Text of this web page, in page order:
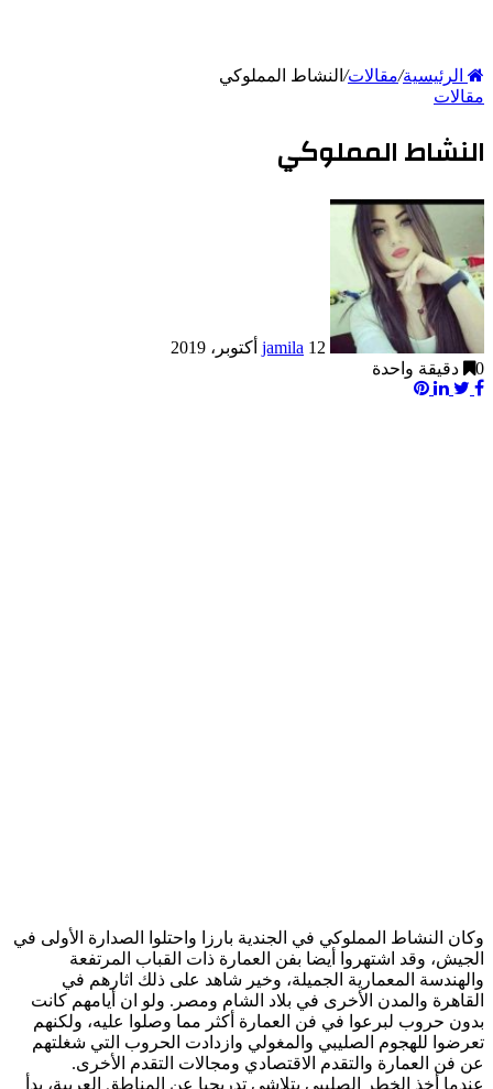
الرئيسية/مقالات/ النشاط المملوكي
مقالات
النشاط المملوكي
jamila 12 أكتوبر، 2019
0
دقيقة واحدة
Facebook
Twitter
LinkedIn
Pinterest
وكان النشاط المملوكي في الجندية بارزا واحتلوا الصدارة الأولى في
الجيش، وقد اشتهروا أيضا بفن العمارة ذات القباب المرتفعة
والهندسة المعمارية الجميلة، وخير شاهد على ذلك اثارهم في
القاهرة والمدن الأخرى في بلاد الشام ومصر. ولو ان أيامهم كانت
بدون حروب لبرعوا في فن العمارة أكثر مما وصلوا عليه، ولكنهم
تعرضوا للهجوم الصليبي والمغولي وازدادت الحروب التي شغلتهم
عن فن العمارة والتقدم الاقتصادي ومجالات التقدم الأخرى.
عندما أخذ الخطر الصليبي يتلاشى تدريجيا عن المناطق العربية، بدأ